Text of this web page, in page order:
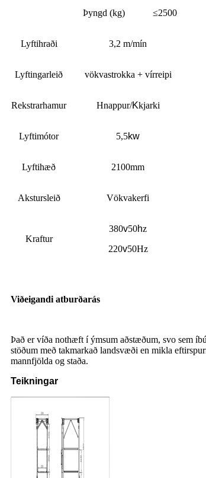
Þyngd (kg) ≤2500
Lyftihraði 3,2 m/mín
Lyftingarleið vökvastrokka + vírreipi
Rekstrarhamur Hnappur/Kkjarki
Lyftimótor 5,5kw
Lyftihæð 2100mm
Akstursleið Vökvakerfi
Kraftur
380v50hz
220v50Hz
Viðeigandi atburðarás
Það er víða nothæft í ýmsum aðstæðum, svo sem
stöðum með takmarkað landsvæði en mikla
mannfjölda og staða.
Teikningar